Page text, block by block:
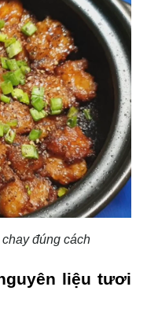
đúng cách
liệu tươi